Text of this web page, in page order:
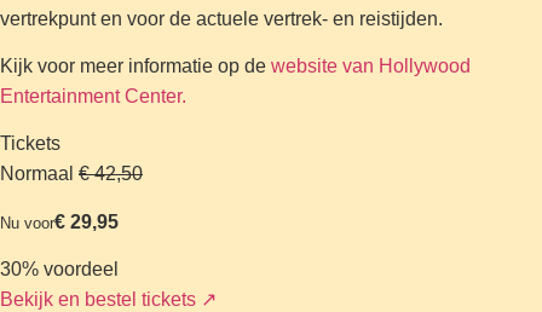
vertrekpunt en voor de actuele vertrek- en reistijden.
Kijk voor meer informatie op de website van Hollywood
Entertainment Center.
Tickets
Normaal € 42,50
Nu voor€ 29,95
30% voordeel
Bekijk en bestel tickets ↗